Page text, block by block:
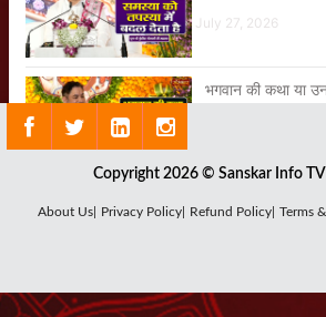
July 27, 2026
भगवान की कथा या
भगवान श्रीकृष्ण की
Copyright 2026 © Sanskar Info TV
About Us| Privacy Policy| Refund Policy| Terms